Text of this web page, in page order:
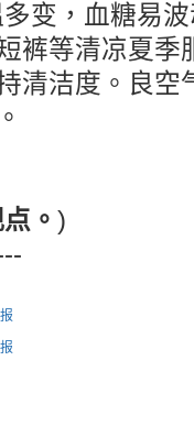
变，血糖易
裤等清凉夏季
清洁度。良空
。 )